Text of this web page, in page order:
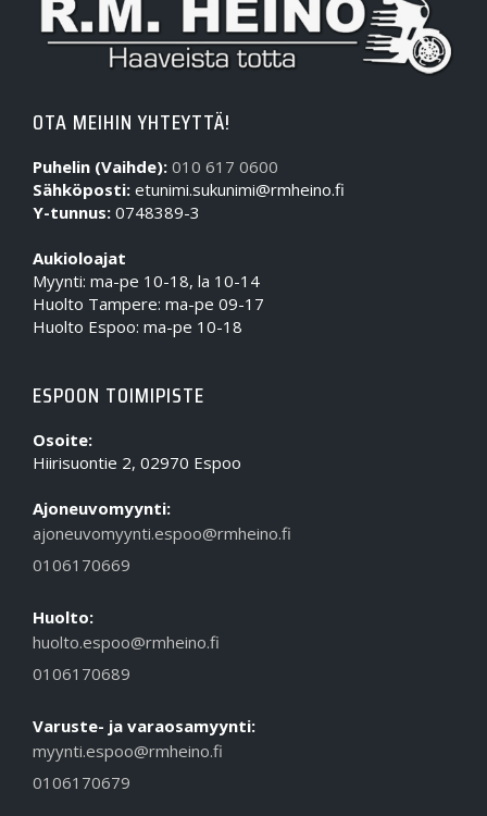
OTA MEIHIN YHTEYTTÄ!
Puhelin (Vaihde): 010 617 0600
Sähköposti: etunimi.sukunimi@rmheino.fi
Y-tunnus: 0748389-3
Aukioloajat
Myynti: ma-pe 10-18, la 10-14
Huolto Tampere: ma-pe 09-17
Huolto Espoo: ma-pe 10-18
ESPOON TOIMIPISTE
Osoite:
Hiirisuontie 2, 02970 Espoo
Ajoneuvomyynti:
ajoneuvomyynti.espoo@rmheino.fi
0106170669
Huolto:
huolto.espoo@rmheino.fi
0106170689
Varuste- ja varaosamyynti:
myynti.espoo@rmheino.fi
0106170679